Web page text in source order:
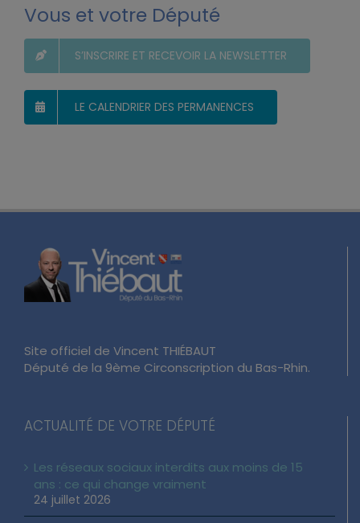
Vous et votre Député
S’INSCRIRE ET RECEVOIR LA NEWSLETTER
LE CALENDRIER DES PERMANENCES
Site officiel de Vincent THIÉBAUT
Député de la 9ème Circonscription du Bas-Rhin.
ACTUALITÉ DE VOTRE DÉPUTÉ
Les réseaux sociaux interdits aux moins de 15
ans : ce qui change vraiment
24 juillet 2026